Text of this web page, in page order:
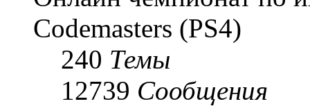
Codemasters (PS4)
240 Темы
12739 Сообщения